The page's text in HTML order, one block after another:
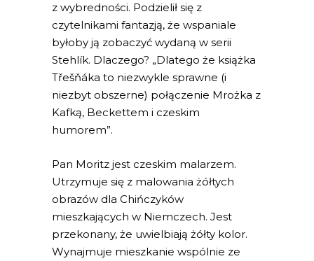
z wybredności. Podzielił się z
czytelnikami fantazją, że wspaniale
byłoby ją zobaczyć wydaną w serii
Stehlík. Dlaczego? „Dlatego że książka
Třešňáka to niezwykle sprawne (i
niezbyt obszerne) połączenie Mrożka z
Kafką, Beckettem i czeskim
humorem”.
Pan Moritz jest czeskim malarzem.
Utrzymuje się z malowania żółtych
obrazów dla Chińczyków
mieszkających w Niemczech. Jest
przekonany, że uwielbiają żółty kolor.
Wynajmuje mieszkanie wspólnie ze